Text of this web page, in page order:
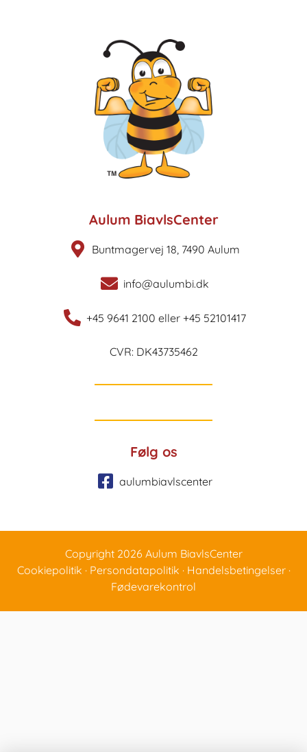
Aulum BiavlsCenter
Buntmagervej 18, 7490 Aulum
info@aulumbi.dk
+45 9641 2100 eller +45 52101417
CVR: DK43735462
Følg os
aulumbiavlscenter
Copyright 2026 Aulum BiavlsCenter
Cookiepolitik · Persondatapolitik · Handelsbetingelser·
Fødevarekontrol